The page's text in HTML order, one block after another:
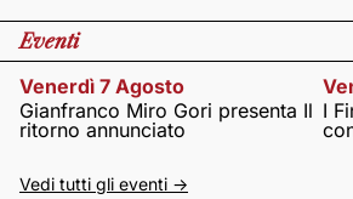
Eventi
Venerdì 7 Agosto
Gianfranco Miro Gori presenta Il
ritorno annunciato
I
Vedi tutti gli eventi ->